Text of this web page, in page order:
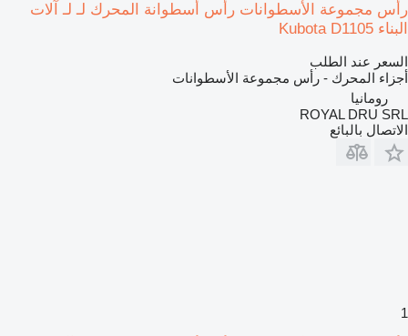
رأس مجموعة الأسطوانات رأس أسطوانة المحرك لـ لـ آلات
البناء Kubota D1105
السعر عند الطلب
أجزاء المحرك - رأس مجموعة الأسطوانات
رومانيا
ROYAL DRU SRL
الاتصال بالبائع
1